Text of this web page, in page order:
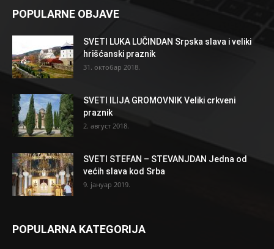
POPULARNE OBJAVE
SVETI LUKA LUČINDAN Srpska slava i veliki
hrišćanski praznik
31. октобар 2018.
SVETI ILIJA GROMOVNIK Veliki crkveni
praznik
2. август 2018.
SVETI STEFAN – STEVANJDAN Jedna od
većih slava kod Srba
9. јануар 2019.
POPULARNA KATEGORIJA